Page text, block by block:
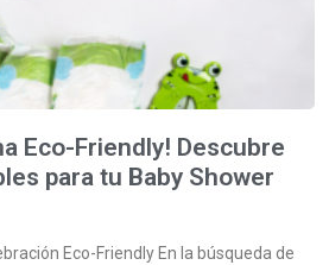
Eco-Friendly! Descubre
para tu Baby Shower
Eco-Friendly En la búsqueda de